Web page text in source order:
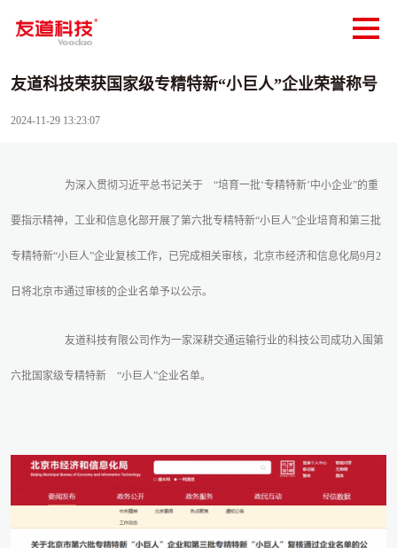
友道科技荣获国家级专精特新“小巨人”企业荣誉称号
2024-11-29 13:23:07
为深入贯彻习近平总书记关于 “培育一批‘专精特新’中小企业”的重
要指示精神，工业和信息化部开展了第六批专精特新“小巨人”企业培育和第三批
专精特新“小巨人”企业复核工作，已完成相关审核，北京市经济和信息化局9月2
日将北京市通过审核的企业名单予以公示。
友道科技有限公司作为一家深耕交通运输行业的科技公司成功入围第
六批国家级专精特新 “小巨人”企业名单。